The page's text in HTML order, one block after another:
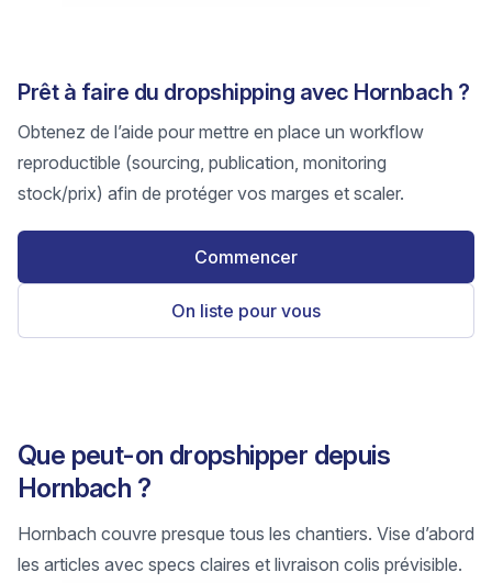
Prêt à faire du dropshipping avec Hornbach ?
Obtenez de l’aide pour mettre en place un workflow
reproductible (sourcing, publication, monitoring
stock/prix) afin de protéger vos marges et scaler.
Commencer
On liste pour vous
Que peut-on dropshipper depuis
Hornbach ?
Hornbach couvre presque tous les chantiers. Vise d’abord
les articles avec specs claires et livraison colis prévisible.